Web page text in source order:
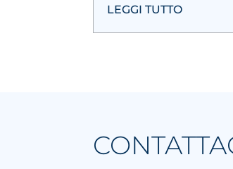
LEGGI TUTTO